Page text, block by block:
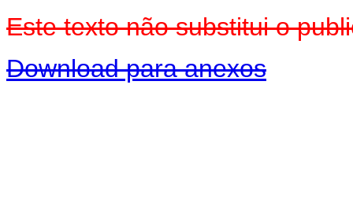
Este texto não substitui o
Download para anexos